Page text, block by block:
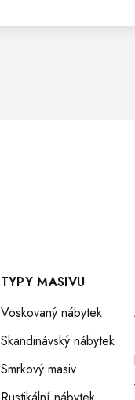
TYPY MASIVU
Voskovaný nábytek
Skandinávský nábytek
Smrkový masiv